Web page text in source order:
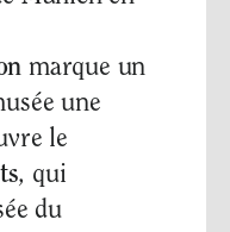
marque un
une
le
, qui
du